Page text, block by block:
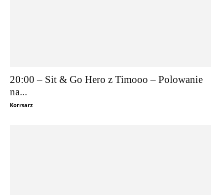
20:00 – Sit & Go Hero z Timooo – Polowanie
na...
Korrsarz